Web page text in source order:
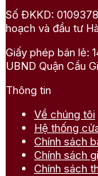
Số ĐKKD:
hoạch và đầu tư
Giấy phép bán lẻ:
UBND Quận Cầu
Thông tin
Về chúng tôi
Hệ thống
Chính sách
Chính sách
Chính sách